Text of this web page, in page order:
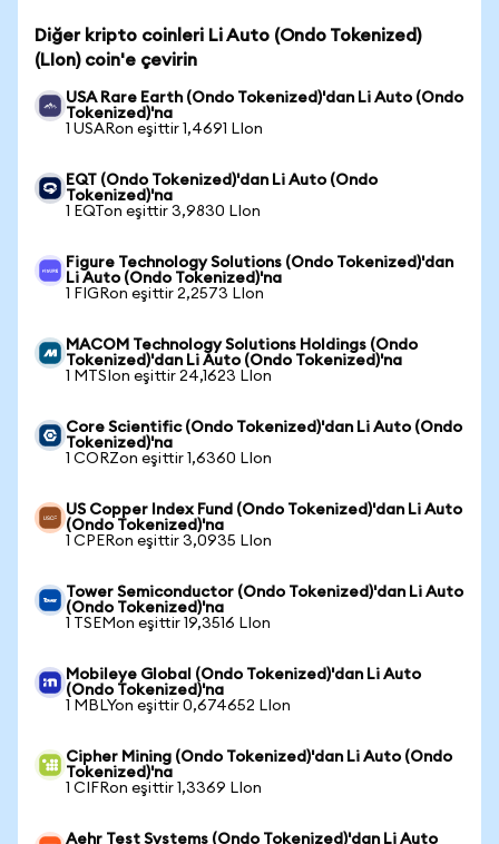
Diğer kripto coinleri Li Auto (Ondo Tokenized)
(LIon) coin'e çevirin
USA Rare Earth (Ondo Tokenized)'dan Li Auto (Ondo
Tokenized)'na
1 USARon eşittir 1,4691 LIon
EQT (Ondo Tokenized)'dan Li Auto (Ondo
Tokenized)'na
1 EQTon eşittir 3,9830 LIon
Figure Technology Solutions (Ondo Tokenized)'dan
Li Auto (Ondo Tokenized)'na
1 FIGRon eşittir 2,2573 LIon
MACOM Technology Solutions Holdings (Ondo
Tokenized)'dan Li Auto (Ondo Tokenized)'na
1 MTSIon eşittir 24,1623 LIon
Core Scientific (Ondo Tokenized)'dan Li Auto (Ondo
Tokenized)'na
1 CORZon eşittir 1,6360 LIon
US Copper Index Fund (Ondo Tokenized)'dan Li Auto
(Ondo Tokenized)'na
1 CPERon eşittir 3,0935 LIon
Tower Semiconductor (Ondo Tokenized)'dan Li Auto
(Ondo Tokenized)'na
1 TSEMon eşittir 19,3516 LIon
Mobileye Global (Ondo Tokenized)'dan Li Auto
(Ondo Tokenized)'na
1 MBLYon eşittir 0,674652 LIon
Cipher Mining (Ondo Tokenized)'dan Li Auto (Ondo
Tokenized)'na
1 CIFRon eşittir 1,3369 LIon
Aehr Test Systems (Ondo Tokenized)'dan Li Auto